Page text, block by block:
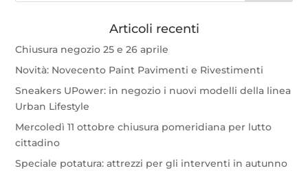
Articoli recenti
Chiusura negozio 25 e 26 aprile
Novità: Novecento Paint Pavimenti e Rivestimenti
Sneakers UPower: in negozio i nuovi modelli della linea
Urban Lifestyle
Mercoledì 11 ottobre chiusura pomeridiana per lutto
cittadino
Speciale potatura: attrezzi per gli interventi in autunno